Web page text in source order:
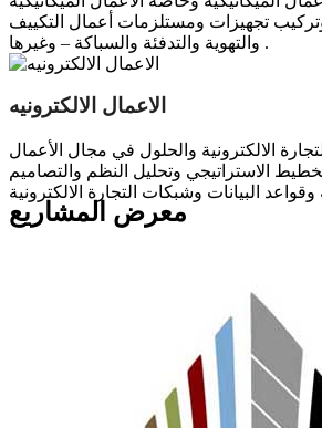
وتركيب تجهيزات ومستلزمات أعمال التكييف
والتهوية والتدفئة والسباكة – وغيرها .
الاعمال الالكترونيه
الالكترونية والحلول في مجال الأعمال
الاستراتيجي وتحليل النظم والتصاميم
معرض المشاريع